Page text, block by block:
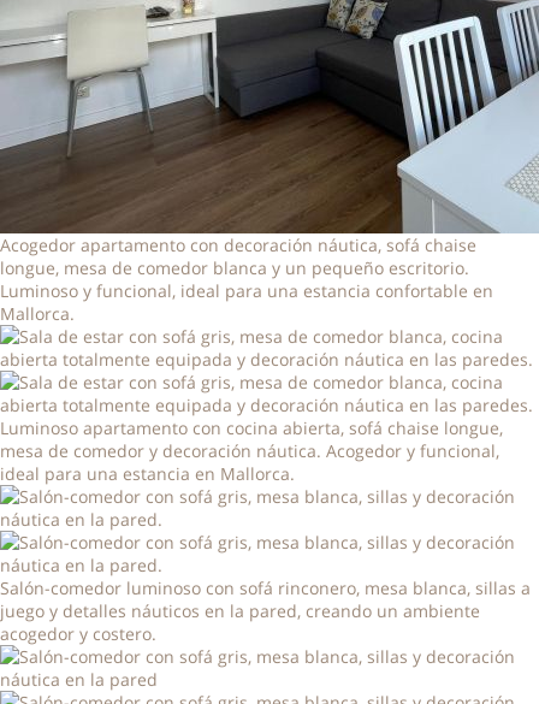
Acogedor apartamento con decoración náutica, sofá chaise
longue, mesa de comedor blanca y un pequeño escritorio.
Luminoso y funcional, ideal para una estancia confortable en
Mallorca.
Luminoso apartamento con cocina abierta, sofá chaise longue,
mesa de comedor y decoración náutica. Acogedor y funcional,
ideal para una estancia en Mallorca.
Salón-comedor luminoso con sofá rinconero, mesa blanca, sillas a
juego y detalles náuticos en la pared, creando un ambiente
acogedor y costero.